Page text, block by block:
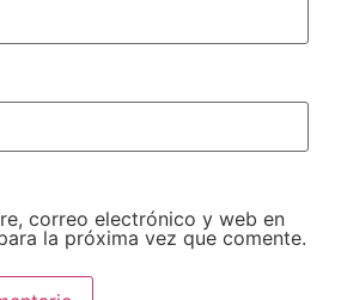
correo electrónico y web en
la próxima vez que comente.